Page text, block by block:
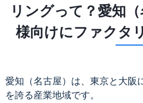
リングって？愛知
様向けにファクタ
愛知（名古屋）は、東京と大阪
を誇る産業地域です。